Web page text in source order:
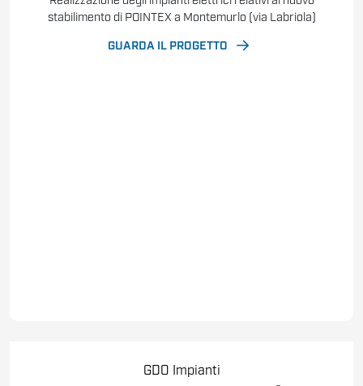
stabilimento di POINTEX a Montemurlo (via Labriola)
GUARDA IL PROGETTO
GDO Impianti